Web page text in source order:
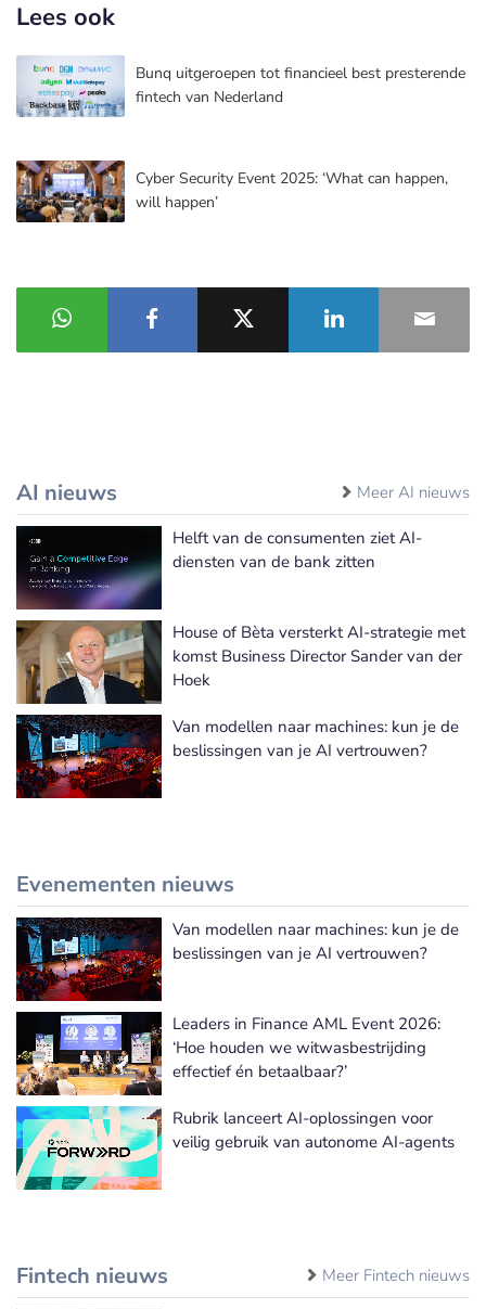
Lees ook
Bunq uitgeroepen tot financieel best presterende
fintech van Nederland
Cyber Security Event 2025: ‘What can happen,
will happen’
AI nieuws Meer AI nieuws
Helft van de consumenten ziet AI-
diensten van de bank zitten
House of Bèta versterkt AI-strategie met
komst Business Director Sander van der
Hoek
Van modellen naar machines: kun je de
beslissingen van je AI vertrouwen?
Evenementen nieuws
Meer Evenementen nieuws
Van modellen naar machines: kun je de
beslissingen van je AI vertrouwen?
Leaders in Finance AML Event 2026:
‘Hoe houden we witwasbestrijding
effectief én betaalbaar?’
Rubrik lanceert AI-oplossingen voor
veilig gebruik van autonome AI-agents
Fintech nieuws Meer Fintech nieuws